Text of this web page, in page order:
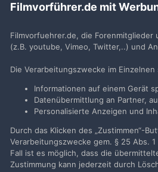
Startseite Ralf-Michael
Filmvorführer.de via Google
Filmvorführer.de mit
Filmvorfuehrer.de, die
(z.B. youtube, Vimeo, Twitter,..) und
Die Verarbeitungszwecke im Einzelnen
Informationen auf einem Gerät
Datenübermittlung an Partner,
Personalisierte Anzeigen und
Durch das Klicken des „Zustimmen“-
Verarbeitungszwecke gem. § 25 Abs.
Fall ist es möglich, dass die
Zustimmung kann jederzeit durch